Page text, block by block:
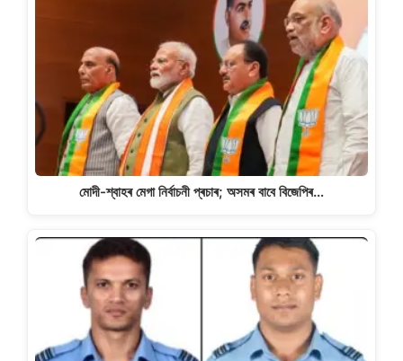
মোদী-শ্বাহৰ মেগা নিৰ্বাচনী প্ৰচাৰ; অসমৰ বাবে বিজেপিৰ…